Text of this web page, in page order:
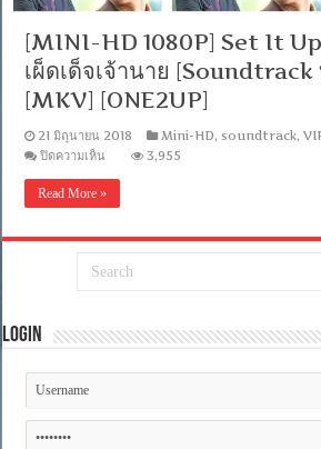
[MINI-HD 1080P] Set It
เผ็ดเด็จเจ้านาย [Soundtrack
[MKV] [ONE2UP]
21 มิถุนายน 2018 Mini-HD, soundtrack,
ปิดความเห็น
1080P]
It
(2018)
เด็จ
บรรยาย
3,955
Read More »
Login